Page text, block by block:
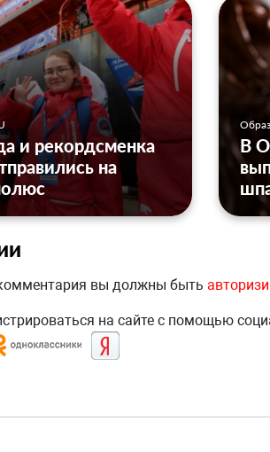
и рекордсменка
на
В
вы должны быть
на сайте с помощью